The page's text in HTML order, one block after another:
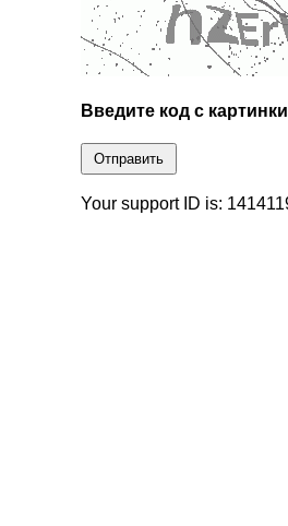
Введите код с
Отправить
Your support ID is: